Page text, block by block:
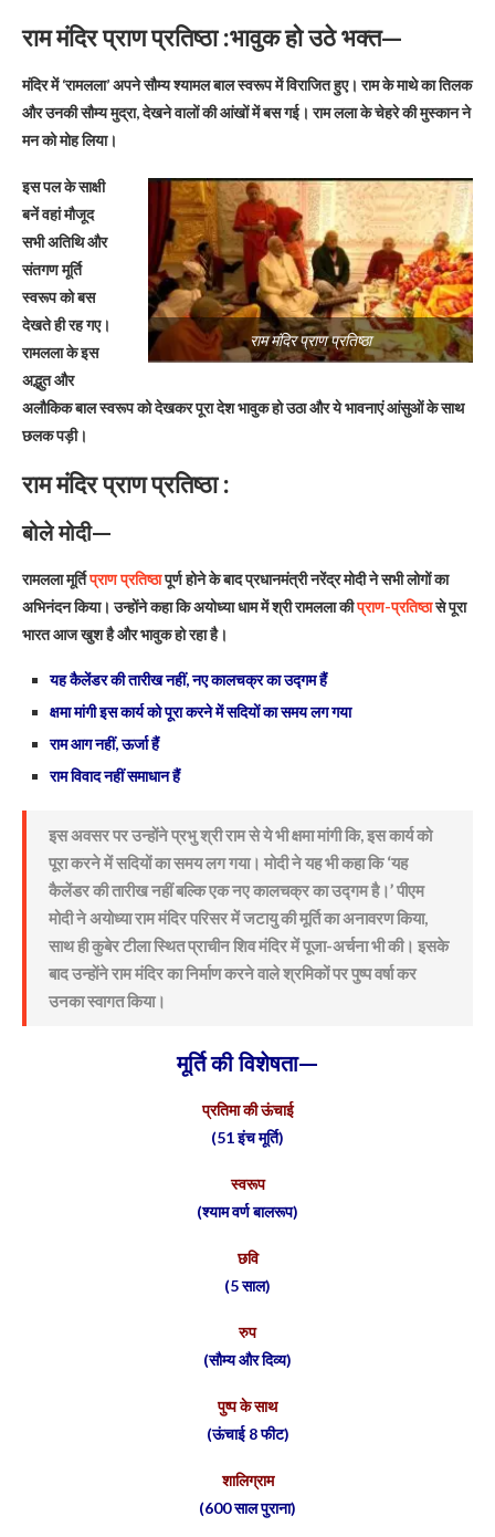
राम मंदिर प्राण प्रतिष्ठा :भावुक हो उठे भक्त—
मंदिर में ‘रामलला’ अपने सौम्य श्यामल बाल स्वरूप में विराजित हुए। राम के माथे का तिलक
और उनकी सौम्य मुद्रा, देखने वालों की आंखों में बस गई। राम लला के चेहरे की मुस्कान ने
मन को मोह लिया।
राम मंदिर प्राण प्रतिष्ठा
इस पल के साक्षी
बनें वहां मौजूद
सभी अतिथि और
संतगण मूर्ति
स्वरूप को बस
देखते ही रह गए।
रामलला के इस
अद्भुत और
अलौकिक बाल स्वरूप को देखकर पूरा देश भावुक हो उठा और ये भावनाएं आंसुओं के साथ
छलक पड़ी।
राम मंदिर प्राण प्रतिष्ठा :
बोले मोदी—
रामलला मूर्तिप्राण प्रतिष्ठापूर्ण होने के बाद प्रधानमंत्री नरेंद्र मोदी ने सभी लोगों का
अभिनंदन किया। उन्होंने कहा कि अयोध्या धाम में श्री रामलला कीप्राण-प्रतिष्ठासे पूरा
भारत आज खुश है और भावुक हो रहा है।
यह कैलेंडर की तारीख नहीं, नए कालचक्र का उद्गम हैं
क्षमा मांगी इस कार्य को पूरा करने में सदियों का समय लग गया
राम आग नहीं, ऊर्जा हैं
राम विवाद नहीं समाधान हैं
इस अवसर पर उन्होंने प्रभु श्री राम से ये भी क्षमा मांगी कि, इस कार्य को
पूरा करने में सदियों का समय लग गया। मोदी ने यह भी कहा कि ‘यह
कैलेंडर की तारीख नहीं बल्कि एक नए कालचक्र का उद्गम है।’ पीएम
मोदी ने अयोध्या राम मंदिर परिसर में जटायु की मूर्ति का अनावरण किया,
साथ ही कुबेर टीला स्थित प्राचीन शिव मंदिर में पूजा-अर्चना भी की। इसके
बाद उन्होंने राम मंदिर का निर्माण करने वाले श्रमिकों पर पुष्प वर्षा कर
उनका स्वागत किया।
मूर्ति की विशेषता—
प्रतिमा की ऊंचाई
(51 इंच मूर्ति)
स्वरूप
(श्याम वर्ण बालरूप)
छवि
(5 साल)
रुप
(सौम्य और दिव्य)
पुष्प के साथ
(ऊंचाई 8 फीट)
शालिग्राम
(600 साल पुराना)